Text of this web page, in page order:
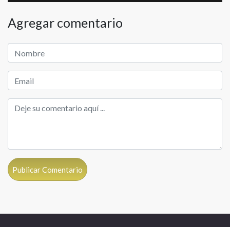
Agregar comentario
Publicar Comentario